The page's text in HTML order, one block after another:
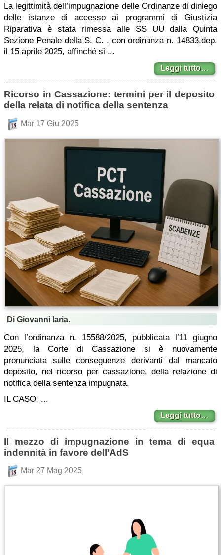
La legittimità dell’impugnazione delle Ordinanze di diniego
delle istanze di accesso ai programmi di Giustizia
Riparativa è stata rimessa alle SS UU dalla Quinta
Sezione Penale della S. C. , con ordinanza n. 14833,dep.
il 15 aprile 2025, affinché si ...
Leggi tutto…
Ricorso in Cassazione: termini per il deposito
della relata di notifica della sentenza
Mar 17 Giu 2025
Di Giovanni Iaria.
Con l’ordinanza n. 15588/2025, pubblicata l’11 giugno
2025, la Corte di Cassazione si è nuovamente
pronunciata sulle conseguenze derivanti dal mancato
deposito, nel ricorso per cassazione, della relazione di
notifica della sentenza impugnata.
IL CASO: ...
Leggi tutto…
Il mezzo di impugnazione in tema di equa
indennità in favore dell'AdS
Mar 27 Mag 2025